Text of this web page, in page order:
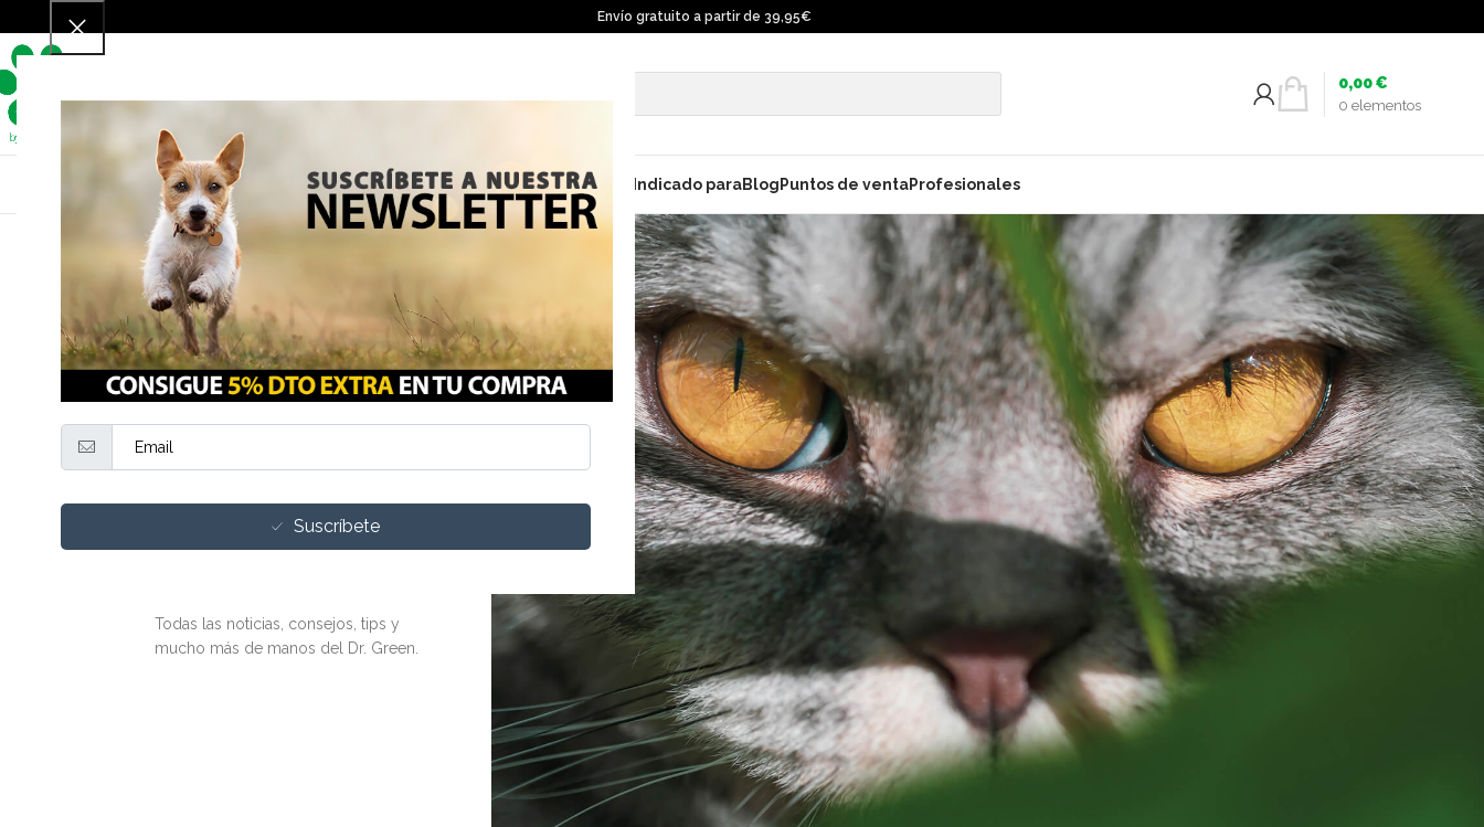
Suscríbete
Envío gratuito a partir de 39,95€
0 elementos
0,00€
Para perros Para gatos Champú Indicado paraBlog Puntos de ventaProfesionales
LOS
CONSEJOS
DEL DR.
GREEN
Todas las noticias, consejos, tips y
mucho más de manos del Dr. Green.